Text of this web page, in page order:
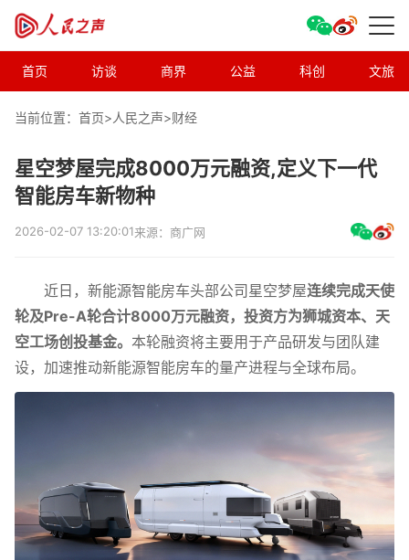
首页 访谈 商界 公益 科创 文旅
当前位置：首页>人民之声>财经
星空梦屋完成8000万元融资,定义下一代
智能房车新物种
2026-02-07 13:20:01来源：商广网
近日，新能源智能房车头部公司星空梦屋连续完成天使
轮及Pre-A轮合计8000万元融资，投资方为狮城资本、天
空工场创投基金。 本轮融资将主要用于产品研发与团队建
设，加速推动新能源智能房车的量产进程与全球布局。